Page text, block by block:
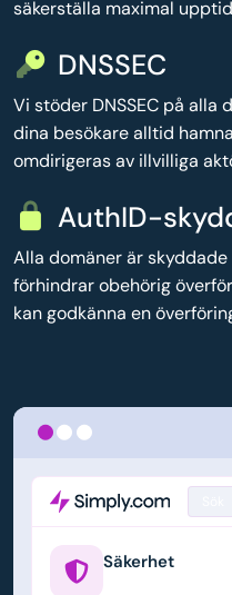
säkerställa maximal
DNSSEC
Vi stöder DNSSEC på alla
dina besökare alltid
omdirigeras av illvilliga
AuthID-
Alla domäner är
förhindrar obehörig
kan godkänna en
Säkerhet